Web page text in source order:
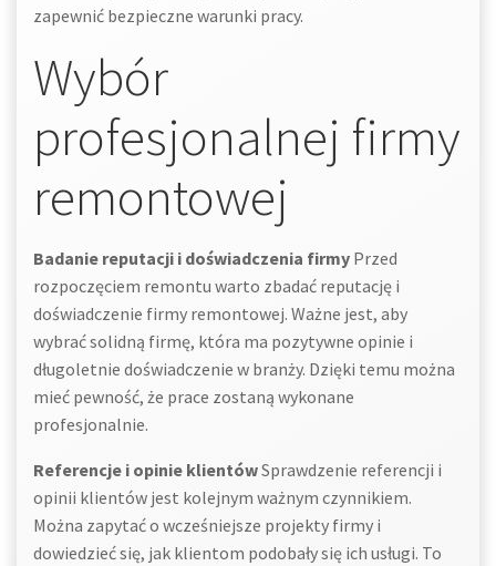
zapewnić bezpieczne warunki pracy.
Wybór
profesjonalnej firmy
remontowej
Badanie reputacji i doświadczenia firmy Przed
rozpoczęciem remontu warto zbadać reputację i
doświadczenie firmy remontowej. Ważne jest, aby
wybrać solidną firmę, która ma pozytywne opinie i
długoletnie doświadczenie w branży. Dzięki temu można
mieć pewność, że prace zostaną wykonane
profesjonalnie.
Referencje i opinie klientówSprawdzenie referencji i
opinii klientów jest kolejnym ważnym czynnikiem.
Można zapytać o wcześniejsze projekty firmy i
dowiedzieć się, jak klientom podobały się ich usługi. To